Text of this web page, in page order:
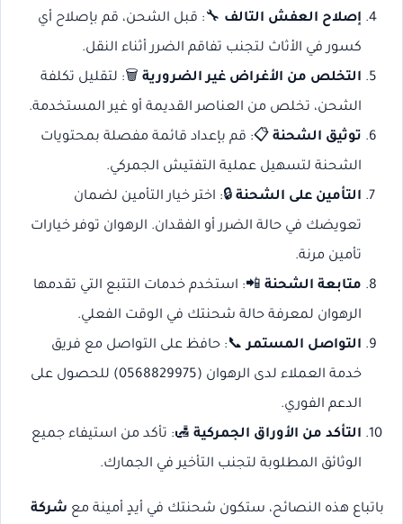
إصلاح العفش التالف 🔧: قبل الشحن، قم بإصلاح أي
كسور في الأثاث لتجنب تفاقم الضرر أثناء النقل.
التخلص من الأغراض غير الضرورية🗑️: لتقليل تكلفة
الشحن، تخلص من العناصر القديمة أو غير المستخدمة.
توثيق الشحنة📋: قم بإعداد قائمة مفصلة بمحتويات
الشحنة لتسهيل عملية التفتيش الجمركي.
التأمين على الشحنة🔒: اختر خيار التأمين لضمان
تعويضك في حالة الضرر أو الفقدان. الرهوان توفر خيارات
تأمين مرنة.
متابعة الشحنة📲: استخدم خدمات التتبع التي تقدمها
الرهوان لمعرفة حالة شحنتك في الوقت الفعلي.
التواصل المستمر📞: حافظ على التواصل مع فريق
خدمة العملاء لدى الرهوان (0568829975) للحصول على
الدعم الفوري.
التأكد من الأوراق الجمركية🛃: تأكد من استيفاء جميع
الوثائق المطلوبة لتجنب التأخير في الجمارك.
باتباع هذه النصائح، ستكون شحنتك في أيدٍ أمينة مع شركة